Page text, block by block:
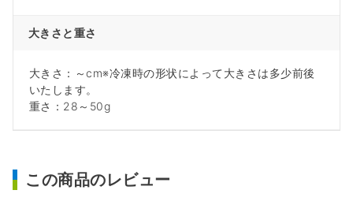
大きさと重さ
大きさ：～cm※冷凍時の形状によって大きさは多少前後
いたします。
重さ：28～50g
この商品のレビュー